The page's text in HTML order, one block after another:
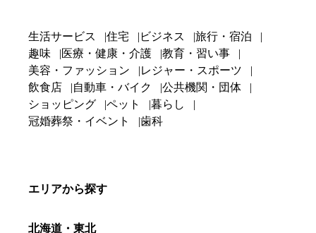
生活サービス 住宅 ビジネス
旅行・宿泊
趣味
医療・健康・介護
教育・習い事
美容・ファッション
レジャー・スポーツ
飲食店
自動車・バイク
公共機関・団体
ショッピング
ペット
暮らし
冠婚葬祭・イベント
歯科
エリアから探す
北海道・東北